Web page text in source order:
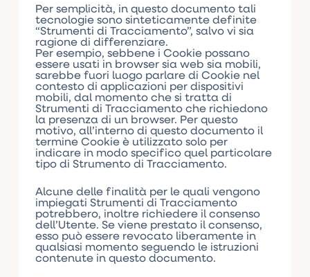
Per semplicità, in questo documento tali
tecnologie sono sinteticamente definite
“Strumenti di Tracciamento”, salvo vi sia
ragione di differenziare.
Per esempio, sebbene i Cookie possano
essere usati in browser sia web sia mobili,
sarebbe fuori luogo parlare di Cookie nel
contesto di applicazioni per dispositivi
mobili, dal momento che si tratta di
Strumenti di Tracciamento che richiedono
la presenza di un browser. Per questo
motivo, all’interno di questo documento il
termine Cookie è utilizzato solo per
indicare in modo specifico quel particolare
tipo di Strumento di Tracciamento.
Alcune delle finalità per le quali vengono
impiegati Strumenti di Tracciamento
potrebbero, inoltre richiedere il consenso
dell’Utente. Se viene prestato il consenso,
esso può essere revocato liberamente in
qualsiasi momento seguendo le istruzioni
contenute in questo documento.